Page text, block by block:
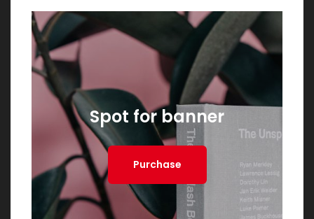
Spot for banner
Purchase